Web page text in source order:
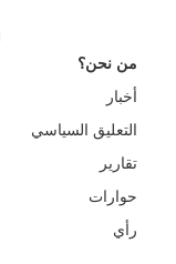
من نحن؟
أخبار
التعليق السياسي
تقارير
حوارات
رأي